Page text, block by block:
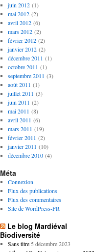
juin 2012(1)
mai 2012(2)
avril 2012(6)
mars 2012(2)
février 2012(2)
janvier 2012(2)
décembre 2011 (1)
octobre 2011 (1)
septembre 2011 (3)
août 2011 (1)
juillet 2011 (3)
juin 2011 (2)
mai 2011 (8)
avril 2011 (6)
mars 2011 (19)
février 2011 (2)
janvier 2011 (10)
décembre 2010(4)
Méta
Connexion
Flux des publications
Flux des commentaires
Site de WordPress-FR
Le blog Mardiéval
Biodiversité
Sans titre 5 décembre 2023